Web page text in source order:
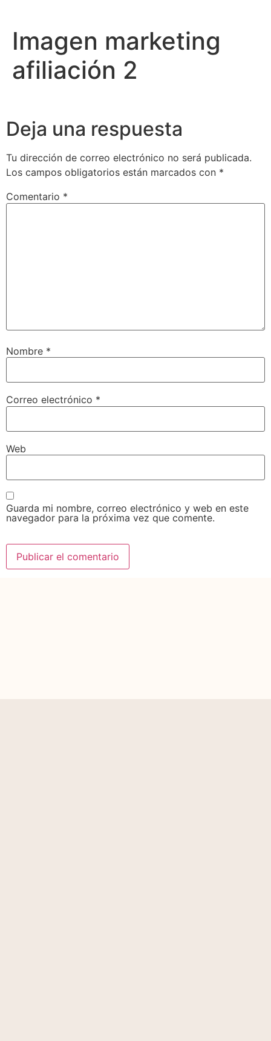
Imagen marketing
afiliación 2
Deja una respuesta
Tu dirección de correo electrónico no será publicada.
Los campos obligatorios están marcados con *
Comentario *
Nombre *
Correo electrónico *
Web
Guarda mi nombre, correo electrónico y web en este
navegador para la próxima vez que comente.